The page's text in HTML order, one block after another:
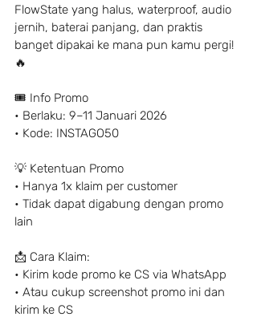
FlowState yang halus, waterproof, audio
jernih, baterai panjang, dan praktis
banget dipakai ke mana pun kamu pergi!
🔥
🎟️ Info Promo
• Berlaku: 9–11 Januari 2026
• Kode: INSTAGO50
💡 Ketentuan Promo
• Hanya 1x klaim per customer
• Tidak dapat digabung dengan promo
lain
📩 Cara Klaim:
• Kirim kode promo ke CS via WhatsApp
• Atau cukup screenshot promo ini dan
kirim ke CS